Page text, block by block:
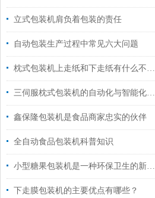
立式包装机肩负着包装的责任
自动包装生产过程中常见六大问题
枕式包装机上走纸和下走纸有什么不同？
三伺服枕式包装机的自动化与智能化升级路径
鑫保隆包装机是食品商家忠实的伙伴
全自动食品包装机科普知识
小型糖果包装机是一种环保卫生的新型包装方式
下走膜包装机的主要优点有哪些？